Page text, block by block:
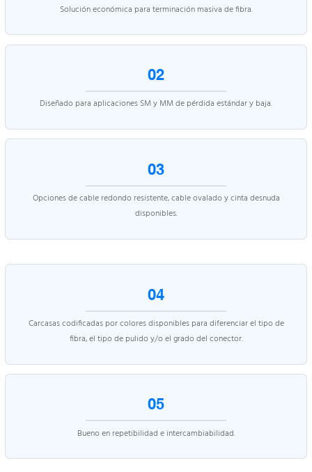
Solución económica para terminación masiva de fibra.
02
Diseñado para aplicaciones SM y MM de pérdida estándar y baja.
03
Opciones de cable redondo resistente, cable ovalado y cinta desnuda
disponibles.
04
Carcasas codificadas por colores disponibles para diferenciar el tipo de
fibra, el tipo de pulido y/o el grado del conector.
05
Bueno en repetibilidad e intercambiabilidad.